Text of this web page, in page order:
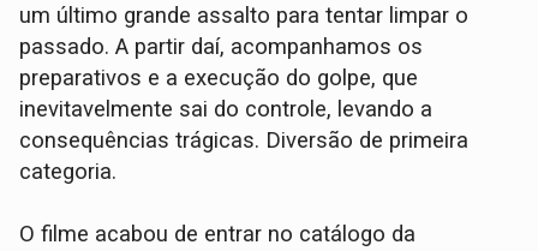
um último grande assalto para tentar limpar o
passado. A partir daí, acompanhamos os
preparativos e a execução do golpe, que
inevitavelmente sai do controle, levando a
consequências trágicas. Diversão de primeira
categoria.
O filme acabou de entrar no catálogo da